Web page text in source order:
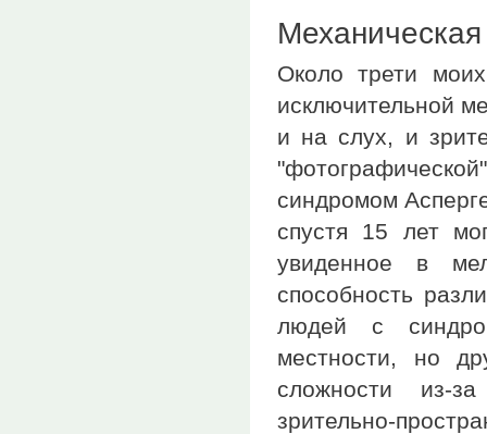
Около трети
исключительной
и на слух, и
синдромом
спустя 15 лет
увиденное в
способность
людей с
местности, но
сложности из-
зрительно-